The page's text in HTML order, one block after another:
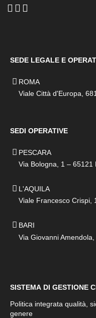
SEDE LEGALE E
ROMA
Viale Città d'Europa,
SEDI OPERATIVE
PESCARA
Via Bologna, 1 – 65121
L'AQUILA
Viale Francesco Crispi,
BARI
Via Giovanni
SISTEMA DI GESTIONE
Politica integrata qualità,
genere